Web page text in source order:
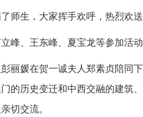
师生，大家挥手欢呼，热烈欢
峰、王东峰、夏宝龙等参加活
丽媛在贺一诚夫人郑素贞陪同
的历史变迁和中西交融的建筑
切交流。